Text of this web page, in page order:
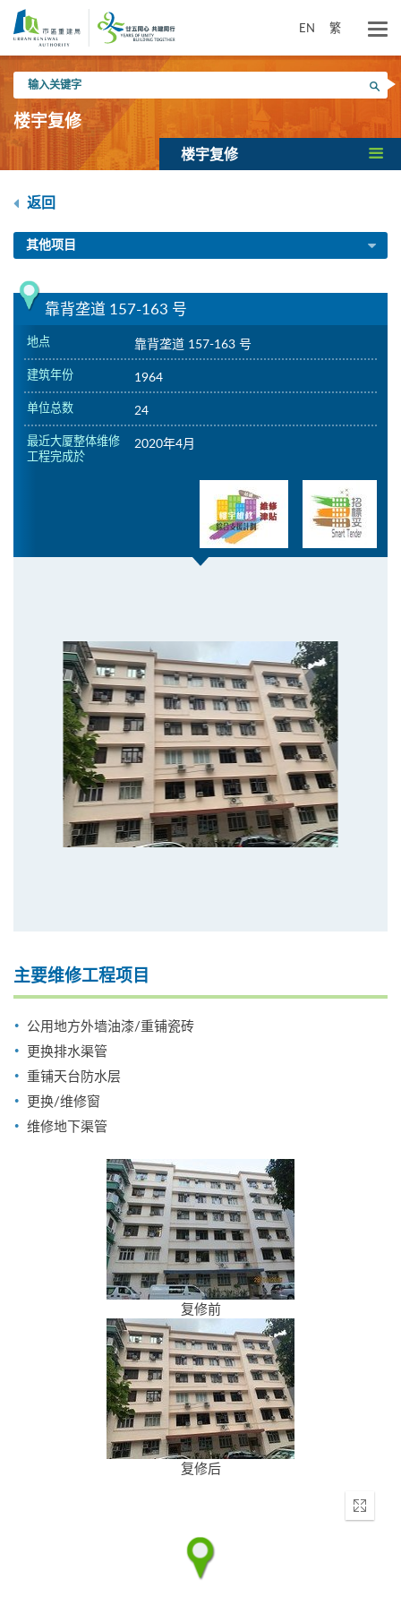
内
EN 繁
入
关
键
搜寻
楼宇复修
楼宇复修
返回
其他项目
靠背垄道 157-163 号
地点 靠背垄道 157-163 号
建筑年份 1964
单位总数 24
最近大厦整体维修
工程完成於
2020年4月
主要维修工程项目
公用地方外墙油漆/重铺瓷砖
更换排水渠管
重铺天台防水层
更换/维修窗
维修地下渠管
复修前
复修后
Enter